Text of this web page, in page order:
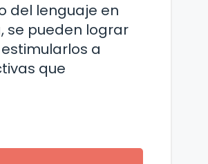
del lenguaje en
se pueden lograr
a
que